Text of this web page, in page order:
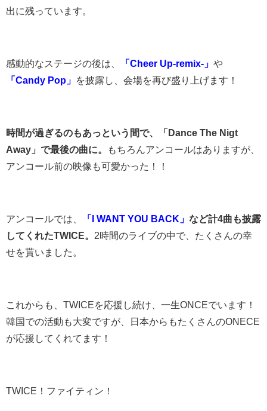
出に残っています。
感動的なステージの後は、 「Cheer Up-remix-」 や
「Candy Pop」
を披露し、会場を再び盛り上げます！
時間が過ぎるのもあっという間で、「Dance The Nigt
Away」で最後の曲に。
もちろんアンコールはありますが、
アンコール前の映像も可愛かった！！
アンコールでは、 「I WANT YOU BACK」 など計4曲も披露
してくれたTWICE。 2時間のライブの中で、たくさんの幸
せを貰いました。
これからも、TWICEを応援し続け、一生ONCEでいます！
韓国での活動も大変ですが、日本からもたくさんのONECE
が応援してくれてます！
TWICE！ファイティン！